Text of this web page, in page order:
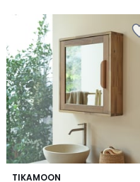
TIKAMOON